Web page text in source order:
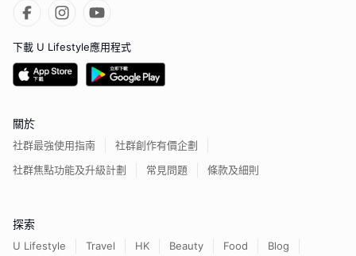
下載 U Lifestyle應用程式
關於
社群最強使用指南
社群創作有價企劃
社群焦點功能及升級計劃
常見問題 條款及細則
探索
U Lifestyle Travel HK Beauty Food Blog